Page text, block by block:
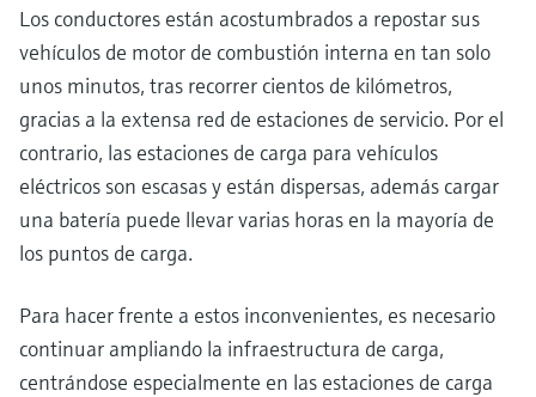
Los conductores están acostumbrados a repostar sus
vehículos de motor de combustión interna en tan solo
unos minutos, tras recorrer cientos de kilómetros,
gracias a la extensa red de estaciones de servicio. Por el
contrario, las estaciones de carga para vehículos
eléctricos son escasas y están dispersas, además cargar
una batería puede llevar varias horas en la mayoría de
los puntos de carga.
Para hacer frente a estos inconvenientes, es necesario
continuar ampliando la infraestructura de carga,
centrándose especialmente en las estaciones de carga